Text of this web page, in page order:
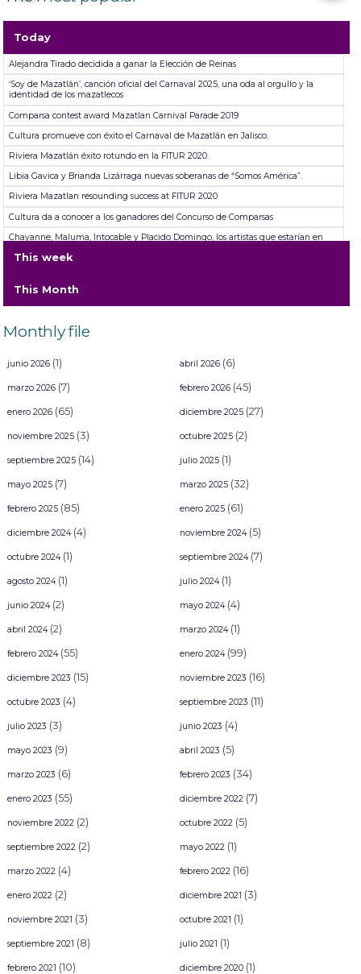
Today
Alejandra Tirado decidida a ganar la Elección de Reinas
‘Soy de Mazatlán’, canción oficial del Carnaval 2025, una oda al orgullo y la
identidad de los mazatlecos
Comparsa contest award Mazatlan Carnival Parade 2019
Cultura promueve con éxito el Carnaval de Mazatlán en Jalisco.
Riviera Mazatlán éxito rotundo en la FITUR 2020.
Libia Gavica y Brianda Lizárraga nuevas soberanas de “Somos América”.
Riviera Mazatlan resounding success at FITUR 2020
Cultura da a conocer a los ganadores del Concurso de Comparsas
Chayanne, Maluma, Intocable y Placido Domingo, los artistas que estarían en
This week
This Month
Monthly file
junio 2026(1) abril 2026(6)
marzo 2026(7) febrero 2026(45)
enero 2026(65) diciembre 2025(27)
noviembre 2025(3) octubre 2025(2)
septiembre 2025(14) julio 2025(1)
mayo 2025(7) marzo 2025(32)
febrero 2025(85) enero 2025(61)
diciembre 2024(4) noviembre 2024(5)
octubre 2024(1) septiembre 2024(7)
agosto 2024(1) julio 2024(1)
junio 2024(2) mayo 2024(4)
abril 2024(2) marzo 2024(1)
febrero 2024(55) enero 2024(99)
diciembre 2023 (15) noviembre 2023 (16)
octubre 2023 (4) septiembre 2023 (11)
julio 2023 (3) junio 2023 (4)
mayo 2023 (9) abril 2023 (5)
marzo 2023 (6) febrero 2023 (34)
enero 2023 (55) diciembre 2022 (7)
noviembre 2022 (2) octubre 2022 (5)
septiembre 2022 (2) mayo 2022 (1)
marzo 2022 (4) febrero 2022 (16)
enero 2022 (2) diciembre 2021 (3)
noviembre 2021 (3) octubre 2021 (1)
septiembre 2021 (8) julio 2021 (1)
febrero 2021 (10) diciembre 2020(1)